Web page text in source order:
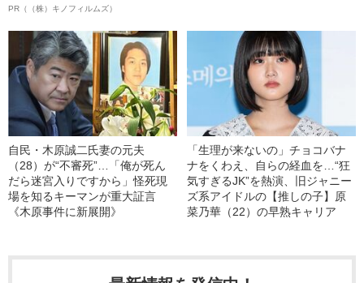
PR（（株）キノフィルムズ）
自民・木原誠二氏妻の元夫
（28）が“不審死”…「俺が死ん
だら迷宮入りですから」怪死現
場を知るキーマンが重大証言
《木原事件に新展開》
「生理が来ないの」チョコバナ
ナをくわえ、自らの経血を…“狂
気すぎるJK”を熱演、旧ジャニー
ズ系アイドルの【推しの子】原
菜乃華（22）の早熟キャリア